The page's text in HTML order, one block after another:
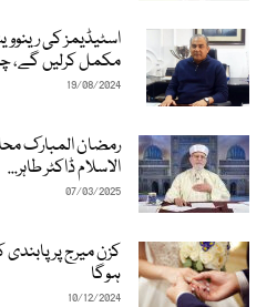
اسٹیڈیمز کی
مکمل کرلیں گے،
19/08/2024
رمضان المبارک
الاسلام ڈاکٹر طاہر...
07/03/2025
کزن میرج پر
ہوگا
10/12/2024